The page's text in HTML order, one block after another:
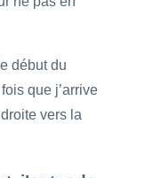
début du
que j’arrive
vers la